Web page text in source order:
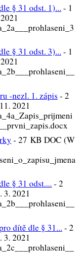
§ 31 odst. 1)... - 1
§ 31 odst. 3)... - 1
-nezl. 1. zápis - 2
2021
- 27 KB DOC (W
§ 31 odst.... - 2
2021
dítě dle § 31... - 2
2021